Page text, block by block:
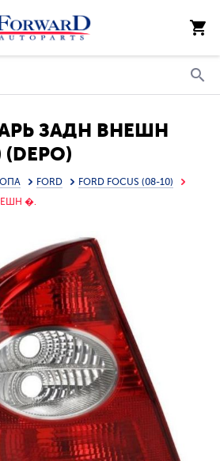
ЗАДН ВНЕШН
FORD
FORD FOCUS (08-10)
�.